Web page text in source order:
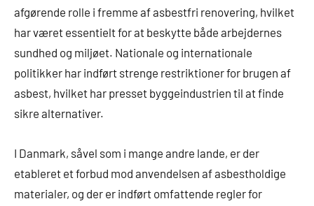
afgørende rolle i fremme af asbestfri renovering, hvilket
har været essentielt for at beskytte både arbejdernes
sundhed og miljøet. Nationale og internationale
politikker har indført strenge restriktioner for brugen af
asbest, hvilket har presset byggeindustrien til at finde
sikre alternativer.
I Danmark, såvel som i mange andre lande, er der
etableret et forbud mod anvendelsen af asbestholdige
materialer, og der er indført omfattende regler for